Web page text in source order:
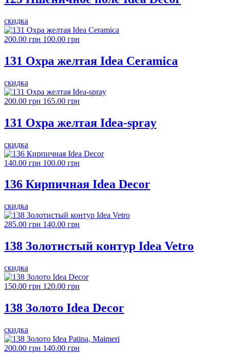
скидка
200.00 грн 100.00 грн
131 Охра желтая Idea Ceramica
скидка
200.00 грн 165.00 грн
131 Охра желтая Idea-spray
скидка
140.00 грн 100.00 грн
136 Кирпичная Idea Decor
скидка
285.00 грн 140.00 грн
138 Золотистый контур Idea Vetro
скидка
150.00 грн 120.00 грн
138 Золото Idea Decor
скидка
200.00 грн 140.00 грн